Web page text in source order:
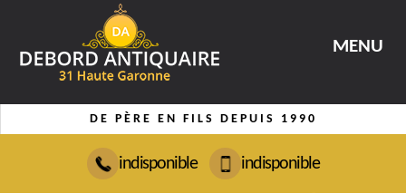
MENU
DE PÈRE EN FILS DEPUIS 1990
indisponible indisponible